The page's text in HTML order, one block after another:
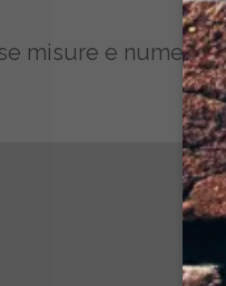
misure e